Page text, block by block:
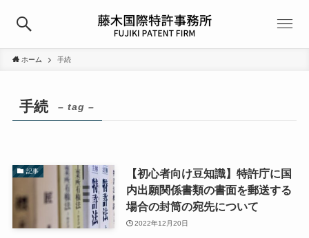
ホーム 手続
手続 – tag –
記事
【初心者向け豆知識】特許庁に国
内出願関係書類の書面を郵送する
場合の封筒の宛先について
2022年12月20日